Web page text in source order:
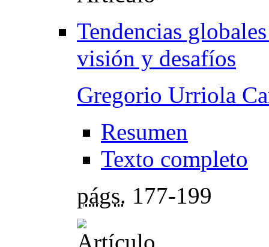
Tendencias
visión y desafíos
Gregorio Urriola
Resumen
Texto completo
págs. 177-199